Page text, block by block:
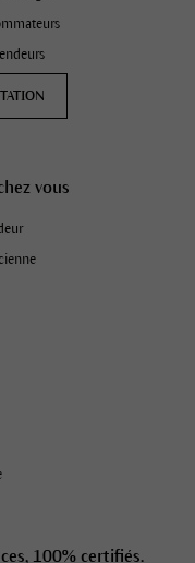
vous
100% certifiés.